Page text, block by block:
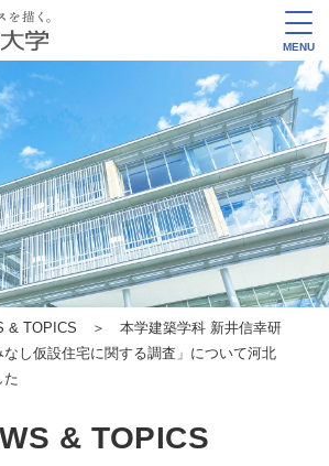
MENU
& TOPICS ＞ 本学建築学科 新井信幸研
し仮設住宅に関する調査」について河北
た
& TOPICS